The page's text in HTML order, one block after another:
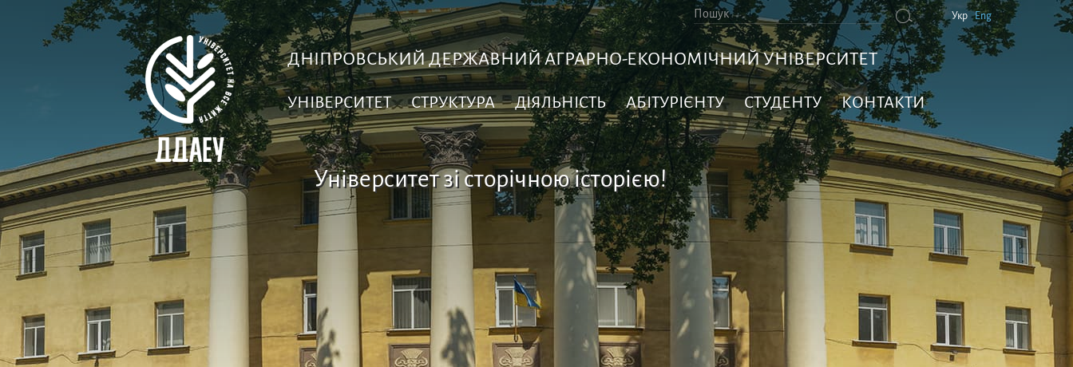
Укр Eng
ДНІПРОВСЬКИЙ ДЕРЖАВНИЙ АГРАРНО-ЕКОНОМІЧНИЙ УНІВЕРСИТЕТ
УНІВЕРСИТЕТ СТРУКТУРА ДІЯЛЬНІСТЬ АБІТУРІЄНТУ СТУДЕНТУ КОНТАКТИ
Університет зі сторічною історією!